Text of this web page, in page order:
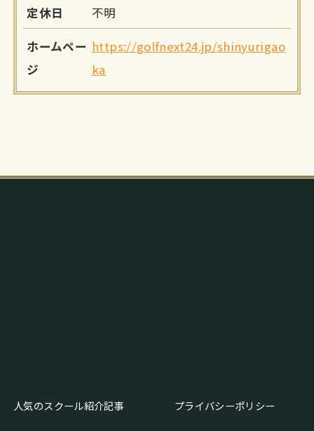
定休日 不明
ホームペー
ジ
https://golfnext24.jp/shinyurigao
ka
人気のスクール紹介記事 プライバシーポリシー